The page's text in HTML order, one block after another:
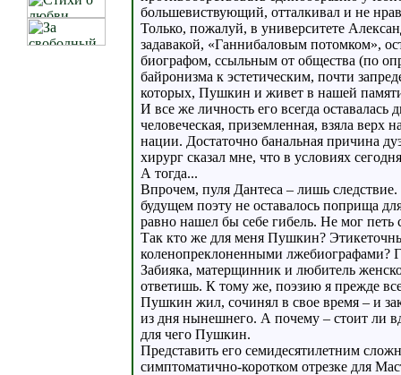
большевиствующий, отталкивал и не
Только, пожалуй, в университете
задавакой, «Ганнибаловым потомком»,
биографом, ссыльным от общества (по
байронизма к эстетическим, почти
которых, Пушкин и живет в нашей
И все же личность его всегда
человеческая, приземленная, взяла
нации. Достаточно банальная причина
хирург сказал мне, что в условиях
А тогда...
Впрочем, пуля Дантеса – лишь
будущем поэту не оставалось поприща
равно нашел бы себе гибель. Не мог петь
Так кто же для меня Пушкин?
коленопреклоненными лжебиографами?
Забияка, матерщинник и любитель
ответишь. К тому же, поэзию я прежде
Пушкин жил, сочинял в свое время – и
из дня нынешнего. А почему – стоит ли
для чего Пушкин.
Представить его семидесятилетним
симптоматично-коротком отрезке для